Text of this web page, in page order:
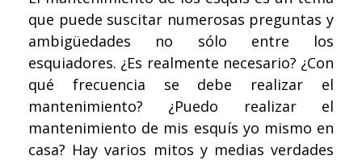
que puede suscitar numerosas preguntas y
ambigüedades no sólo entre los
esquiadores. ¿Es realmente necesario? ¿Con
qué frecuencia se debe realizar el
mantenimiento? ¿Puedo realizar el
mantenimiento de mis esquís yo mismo en
casa? Hay varios mitos y medias verdades